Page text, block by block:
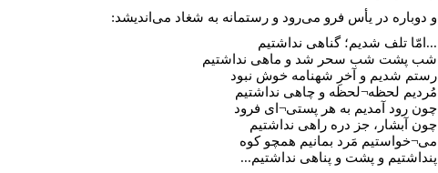
و دوباره در یأس فرو می‌رود و رستمانه به شغاد می‌اندیشد:
...امّا تلف شدیم؛ گناهی نداشتیم
شب پشت شب سحر شد و ماهی نداشتیم
رستم شدیم و آخرِ شهنامه خوش نبود
مُردیم لحظه¬لحظه و چاهی نداشتیم
چون رود آمدیم به هر پستی¬ای فرود
چون آبشار، جز دره راهی نداشتیم
می¬خواستیم مَرد بمانیم همچو کوه
پنداشتیم و پشت و پناهی نداشتیم...